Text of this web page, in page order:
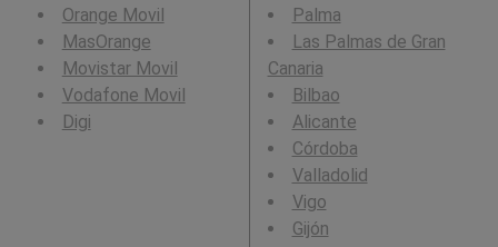
Orange Movil
MasOrange
Movistar Movil
Vodafone Movil
Digi
Palma
Las Palmas de Gran
Canaria
Bilbao
Alicante
Córdoba
Valladolid
Vigo
Gijón